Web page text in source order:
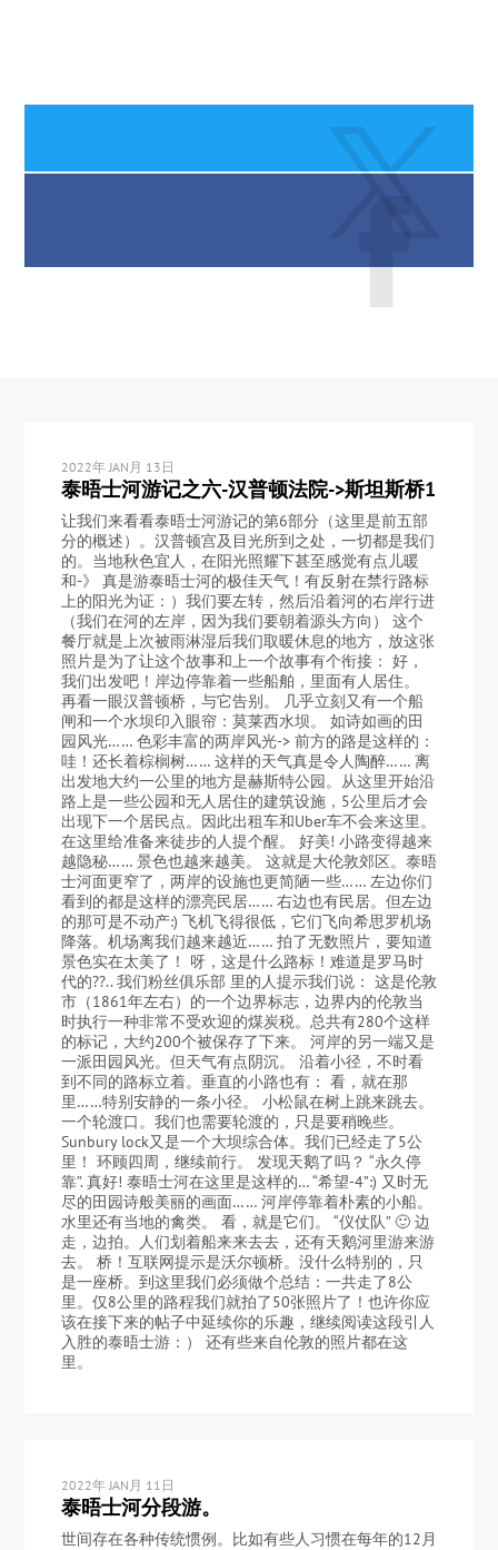
2022年 JAN月 13日
泰晤士河游记之六-汉普顿法院->斯坦斯桥1
让我们来看看泰晤士河游记的第6部分（这里是前五部
分的概述）。汉普顿宫及目光所到之处，一切都是我们
的。当地秋色宜人，在阳光照耀下甚至感觉有点儿暖
和-》 真是游泰晤士河的极佳天气！有反射在禁行路标
上的阳光为证：）我们要左转，然后沿着河的右岸行进
（我们在河的左岸，因为我们要朝着源头方向） 这个
餐厅就是上次被雨淋湿后我们取暖休息的地方，放这张
照片是为了让这个故事和上一个故事有个衔接： 好，
我们出发吧！岸边停靠着一些船舶，里面有人居住。
再看一眼汉普顿桥，与它告别。 几乎立刻又有一个船
闸和一个水坝印入眼帘：莫莱西水坝。 如诗如画的田
园风光…… 色彩丰富的两岸风光-> 前方的路是这样的：
哇！还长着棕榈树…… 这样的天气真是令人陶醉…… 离
出发地大约一公里的地方是赫斯特公园。从这里开始沿
路上是一些公园和无人居住的建筑设施，5公里后才会
出现下一个居民点。因此出租车和Uber车不会来这里。
在这里给准备来徒步的人提个醒。 好美! 小路变得越来
越隐秘…… 景色也越来越美。 这就是大伦敦郊区。泰晤
士河面更窄了，两岸的设施也更简陋一些…… 左边你们
看到的都是这样的漂亮民居…… 右边也有民居。但左边
的那可是不动产:) 飞机飞得很低，它们飞向希思罗机场
降落。机场离我们越来越近…… 拍了无数照片，要知道
景色实在太美了！ 呀，这是什么路标！难道是罗马时
代的??.. 我们粉丝俱乐部 里的人提示我们说： 这是伦敦
市（1861年左右）的一个边界标志，边界内的伦敦当
时执行一种非常不受欢迎的煤炭税。总共有280个这样
的标记，大约200个被保存了下来。 河岸的另一端又是
一派田园风光。但天气有点阴沉。 沿着小径，不时看
到不同的路标立着。垂直的小路也有： 看，就在那
里……特别安静的一条小径。 小松鼠在树上跳来跳去。
一个轮渡口。我们也需要轮渡的，只是要稍晚些。
Sunbury lock又是一个大坝综合体。我们已经走了5公
里！ 环顾四周，继续前行。 发现天鹅了吗？ “永久停
靠”. 真好! 泰晤士河在这里是这样的… “希望-4”:) 又时无
尽的田园诗般美丽的画面…… 河岸停靠着朴素的小船。
水里还有当地的禽类。 看，就是它们。 “仪仗队” 🙂 边
走，边拍。人们划着船来来去去，还有天鹅河里游来游
去。 桥！互联网提示是沃尔顿桥。没什么特别的，只
是一座桥。到这里我们必须做个总结：一共走了8公
里。仅8公里的路程我们就拍了50张照片了！也许你应
该在接下来的帖子中延续你的乐趣，继续阅读这段引人
入胜的泰晤士游：） 还有些来自伦敦的照片都在这
里。
2022年 JAN月 11日
泰晤士河分段游。
世间存在各种传统惯例。比如有些人习惯在每年的12月